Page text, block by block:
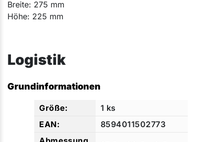
Breite: 275 mm
Höhe: 225 mm​​​​​​
Logistik
Grundinformationen
1 ks
8594011502773